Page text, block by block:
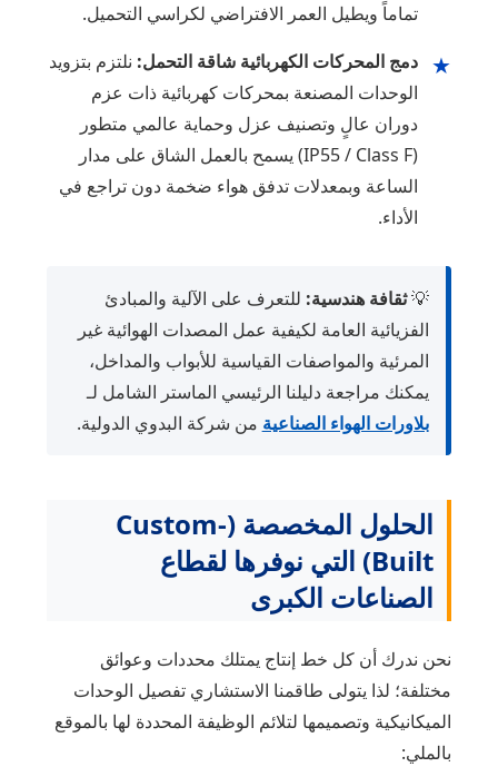
تماماً ويطيل العمر الافتراضي لكراسي التحميل.
★ دمج المحركات الكهربائية شاقة التحمل: نلتزم بتزويد
الوحدات المصنعة بمحركات كهربائية ذات عزم
دوران عالٍ وتصنيف عزل وحماية عالمي متطور
(IP55 / Class F) يسمح بالعمل الشاق على مدار
الساعة وبمعدلات تدفق هواء ضخمة دون تراجع في
الأداء.
💡ثقافة هندسية: للتعرف على الآلية والمبادئ
الفزيائية العامة لكيفية عمل المصدات الهوائية غير
المرئية والمواصفات القياسية للأبواب والمداخل،
يمكنك مراجعة دليلنا الرئيسي الماستر الشامل لـ
بلاورات الهواء الصناعية من شركة البدوي الدولية.
الحلول المخصصة (Custom-
Built) التي نوفرها لقطاع
الصناعات الكبرى
نحن ندرك أن كل خط إنتاج يمتلك محددات وعوائق
مختلفة؛ لذا يتولى طاقمنا الاستشاري تفصيل الوحدات
الميكانيكية وتصميمها لتلائم الوظيفة المحددة لها بالموقع
بالملي: